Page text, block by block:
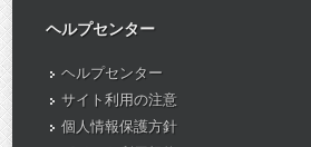
ヘルプセンター
ヘルプセンター
サイト利用の注意
個人情報保護方針